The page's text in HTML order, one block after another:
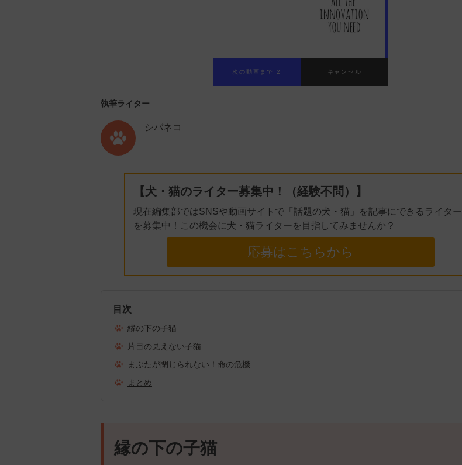
執筆ライター
シバネコ
【犬・猫のライター募集中！（経験不問）】
現在編集部ではSNSや動画サイトで「話題の犬・猫」を記事にできるライター
を募集中！この機会に犬・猫ライターを目指してみませんか？
応募はこちらから
目次
縁の下の子猫
片目の見えない子猫
まぶたが閉じられない！命の危機
まとめ
縁の下の子猫